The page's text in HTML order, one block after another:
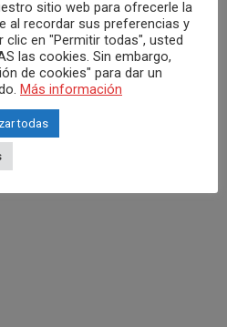
sitio web para ofrecerle la
al recordar sus preferencias y
clic en "Permitir todas", usted
las cookies. Sin embargo,
de cookies" para dar un
Más información
todas